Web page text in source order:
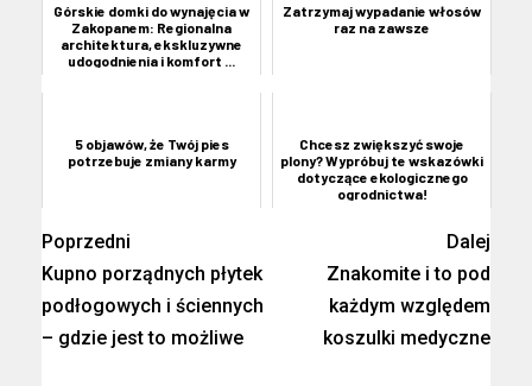
Górskie domki do wynajęcia w
Zakopanem: Regionalna
architektura, ekskluzywne
udogodnienia i komfort ...
Zatrzymaj wypadanie włosów
raz na zawsze
5 objawów, że Twój pies
potrzebuje zmiany karmy
Chcesz zwiększyć swoje
plony? Wypróbuj te wskazówki
dotyczące ekologicznego
ogrodnictwa!
Poprzedni
Kupno porządnych płytek
podłogowych i ściennych
– gdzie jest to możliwe
Dalej
Znakomite i to pod
każdym względem
koszulki medyczne